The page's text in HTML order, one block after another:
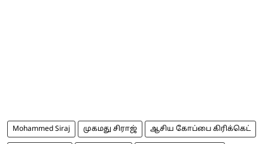
Mohammed Siraj முகமது சிராஜ் ஆசிய கோப்பை கிரிக்கெட்